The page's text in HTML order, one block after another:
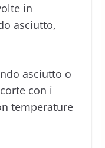
in
asciutto,
asciutto o
con i
temperature